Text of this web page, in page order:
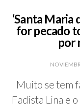
‘Santa Maria
for pecado
por
Muito se tem
Fadista Lina e